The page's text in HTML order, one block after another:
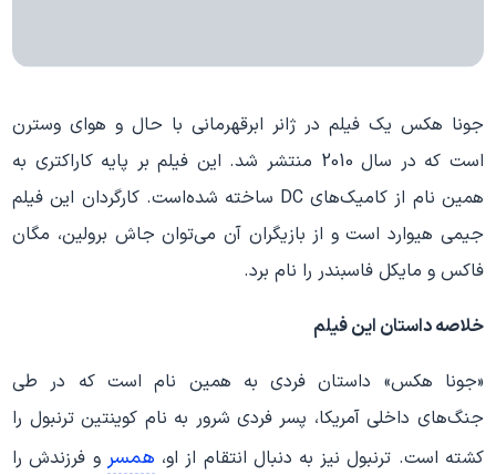
جونا هکس یک فیلم در ژانر ابرقهرمانی با حال و هوای وسترن
است که در سال 2010 منتشر شد. این فیلم بر پایه کاراکتری به
همین نام از کامیک‌های DC ساخته شده‌است. کارگردان این فیلم
جیمی هیوارد است و از بازیگران آن می‌توان جاش برولین، مگان
فاکس و مایکل فاسبندر را نام برد.
خلاصه داستان این فیلم
«جونا هکس» داستان فردی به همین نام است که در طی
جنگ‌های داخلی آمریکا، پسر فردی شرور به نام کوینتین ترنبول را
کشته است. ترنبول نیز به دنبال انتقام از او، همسر و فرزندش را